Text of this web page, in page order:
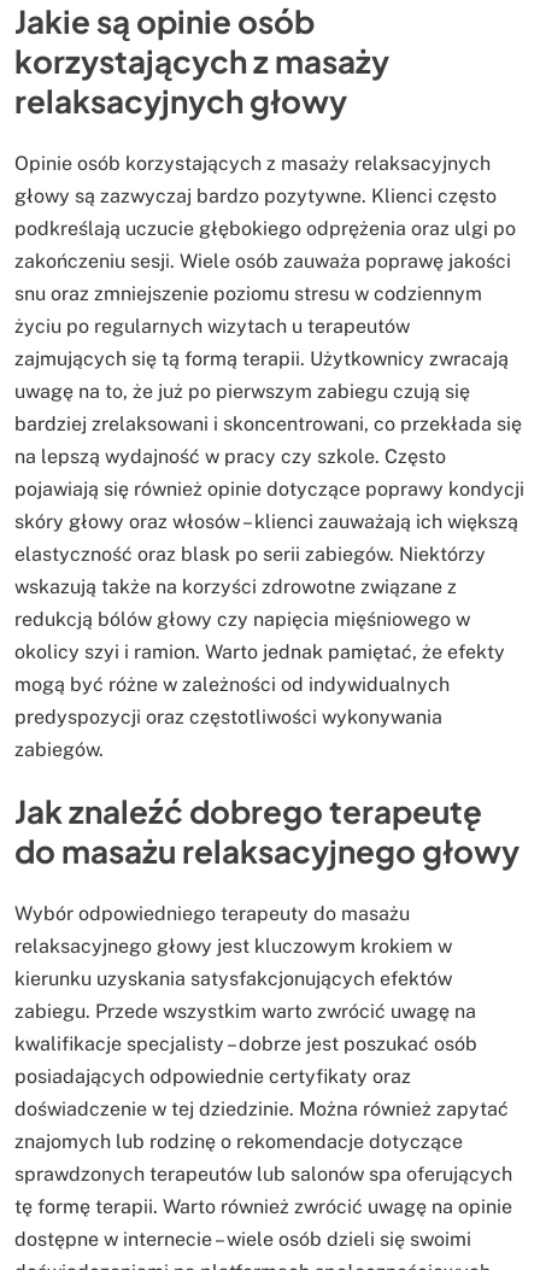
Jakie są opinie osób
korzystających z masaży
relaksacyjnych głowy
Opinie osób korzystających z masaży relaksacyjnych
głowy są zazwyczaj bardzo pozytywne. Klienci często
podkreślają uczucie głębokiego odprężenia oraz ulgi po
zakończeniu sesji. Wiele osób zauważa poprawę jakości
snu oraz zmniejszenie poziomu stresu w codziennym
życiu po regularnych wizytach u terapeutów
zajmujących się tą formą terapii. Użytkownicy zwracają
uwagę na to, że już po pierwszym zabiegu czują się
bardziej zrelaksowani i skoncentrowani, co przekłada się
na lepszą wydajność w pracy czy szkole. Często
pojawiają się również opinie dotyczące poprawy kondycji
skóry głowy oraz włosów – klienci zauważają ich większą
elastyczność oraz blask po serii zabiegów. Niektórzy
wskazują także na korzyści zdrowotne związane z
redukcją bólów głowy czy napięcia mięśniowego w
okolicy szyi i ramion. Warto jednak pamiętać, że efekty
mogą być różne w zależności od indywidualnych
predyspozycji oraz częstotliwości wykonywania
zabiegów.
Jak znaleźć dobrego terapeutę
do masażu relaksacyjnego głowy
Wybór odpowiedniego terapeuty do masażu
relaksacyjnego głowy jest kluczowym krokiem w
kierunku uzyskania satysfakcjonujących efektów
zabiegu. Przede wszystkim warto zwrócić uwagę na
kwalifikacje specjalisty – dobrze jest poszukać osób
posiadających odpowiednie certyfikaty oraz
doświadczenie w tej dziedzinie. Można również zapytać
znajomych lub rodzinę o rekomendacje dotyczące
sprawdzonych terapeutów lub salonów spa oferujących
tę formę terapii. Warto również zwrócić uwagę na opinie
dostępne w internecie – wiele osób dzieli się swoimi